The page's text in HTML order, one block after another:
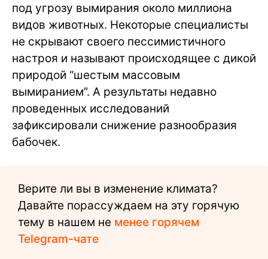
под угрозу вымирания около миллиона
видов животных. Некоторые специалисты
не скрывают своего пессимистичного
настроя и называют происходящее с дикой
природой “шестым массовым
вымиранием”. А результаты недавно
проведенных исследований
зафиксировали снижение разнообразия
бабочек.
Верите ли вы в изменение климата?
Давайте порассуждаем на эту горячую
тему в нашем не менее горячем
Telegram-чате